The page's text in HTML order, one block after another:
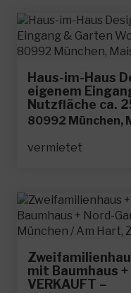
Haus-im-Haus
eigenem
Nutzfläche ca.
80992 München,
vermietet
mit Baumhaus
VERKAUFT –